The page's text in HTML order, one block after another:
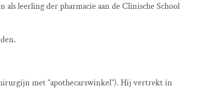
als leerling der pharmacie aan de Clinische School
met “apothecarswinkel”). Hij vertrekt in